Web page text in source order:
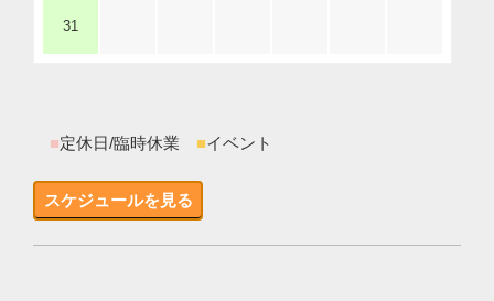
31
■定休日/臨時休業 ■イベント
スケジュールを見る